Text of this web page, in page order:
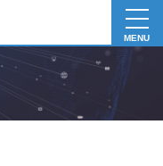
MENU